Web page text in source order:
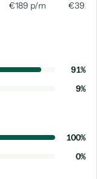
€189 p/m €392
91%
9%
100%
0%